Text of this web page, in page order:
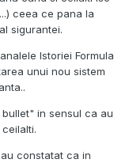
ceea ce pana la
sigurantei.
Istoriei Formula
unui nou sistem
in sensul ca au
constatat ca in